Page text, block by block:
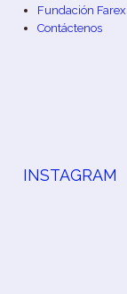
Fundación Farex
Contáctenos
INSTAGRAM